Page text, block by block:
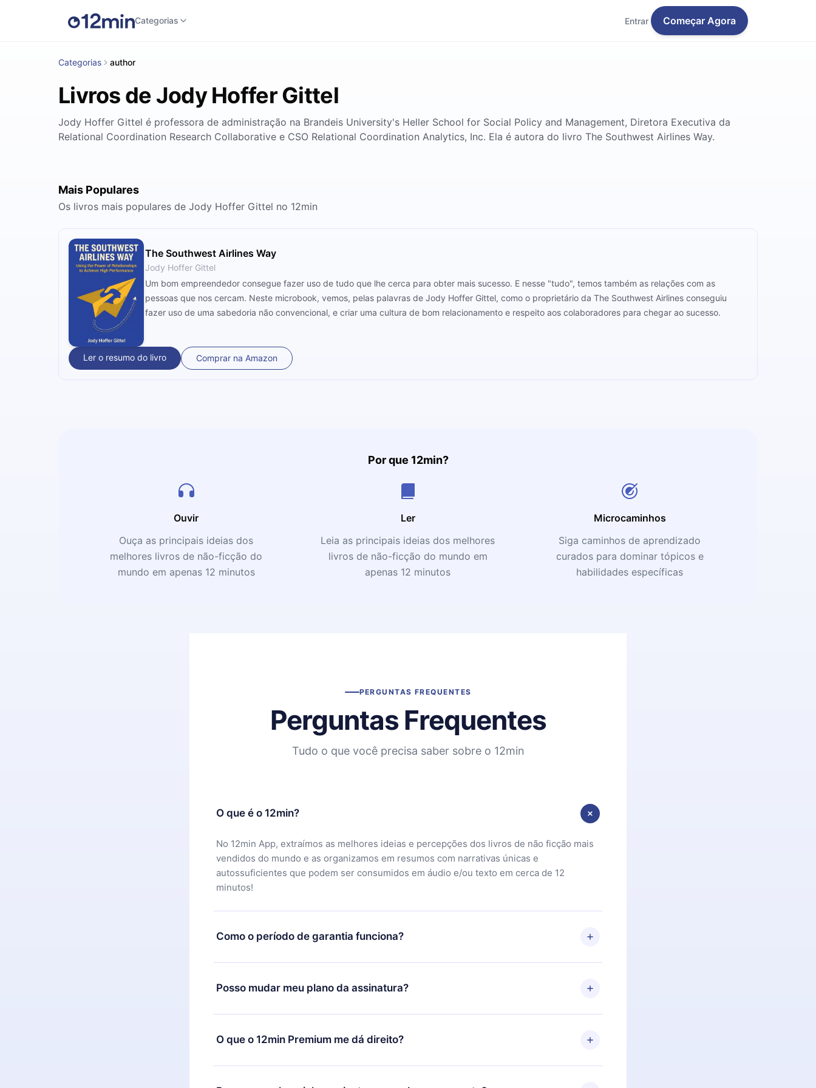
Categorias Entrar Começar Agora
Categorias author
Livros de Jody Hoffer Gittel
Jody Hoffer Gittel é professora de administração na Brandeis University's Heller School for Social Policy and Management, Diretora Executiva da
Relational Coordination Research Collaborative e CSO Relational Coordination Analytics, Inc. Ela é autora do livro The Southwest Airlines Way.
Mais Populares
Os livros mais populares de Jody Hoffer Gittel no 12min
The Southwest Airlines Way
Jody Hoffer Gittel
Um bom empreendedor consegue fazer uso de tudo que lhe cerca para obter mais sucesso. E nesse "tudo", temos também as relações com as
pessoas que nos cercam. Neste microbook, vemos, pelas palavras de Jody Hoffer Gittel, como o proprietário da The Southwest Airlines conseguiu
fazer uso de uma sabedoria não convencional, e criar uma cultura de bom relacionamento e respeito aos colaboradores para chegar ao sucesso.
Ler o resumo do livro Comprar na Amazon
Por que 12min?
Ouvir
Ouça as principais ideias dos
melhores livros de não-ficção do
mundo em apenas 12 minutos
Ler
Leia as principais ideias dos melhores
livros de não-ficção do mundo em
apenas 12 minutos
Microcaminhos
Siga caminhos de aprendizado
curados para dominar tópicos e
habilidades específicas
PERGUNTAS FREQUENTES
Perguntas Frequentes
Tudo o que você precisa saber sobre o 12min
O que é o 12min?
No 12min App, extraímos as melhores ideias e percepções dos livros de não ficção mais
vendidos do mundo e as organizamos em resumos com narrativas únicas e
autossuficientes que podem ser consumidos em áudio e/ou texto em cerca de 12
minutos!
Como o período de garantia funciona?
Você pode baixar nosso aplicativo e começar a aproveitar nossa biblioteca. Se por algum
motivo não ficar satisfeito com nossa plataforma, basta entrar em contato com nossa
equipe de suporte (
contato@12min.com
) em até 7 dias após a compra e solicitar o
Posso mudar meu plano da assinatura?
Sim, mas a mudança só se aplicará a partir do próximo período de cobrança. Por
exemplo, se você decidiu mudar sua assinatura mensal para anual, após confirmar a
mudança para o plano anual, o novo plano só será aplicado e cobrado após o aniversário
O que o 12min Premium me dá direito?
O 12min Premium é um plano que te garante acesso a toda nossa biblioteca de 2500+
títulos disponíveis em 3 línguas (Inglês, espanhol e português) que você pode ler ou